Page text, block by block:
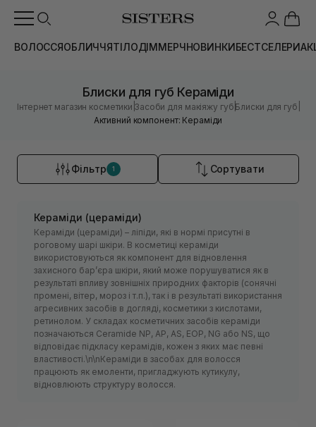
ВОЛОССЯОБЛИЧЧЯТІЛОДІММЕРЧНОВИНКИБЕСТСЕЛЕРИ
Блиски для губ Кераміди
Інтернет магазин косметики |Засоби для макіяжу губ |Блиски для губ
Активний компонент: Кераміди
Фільтр 1 Сортувати
Кераміди (цераміди)
Кераміди (цераміди) – ліпіди, які в нормі присутні в
роговому шарі шкіри. В косметиці кераміди
використовуються як компонент для відновлення
захисного барʼєра шкіри, який може порушуватися як в
результаті впливу зовнішніх природних факторів (сонячні
промені, вітер, мороз і т.п.), так і в результаті використання
агресивних засобів в догляді, косметики з кислотами,
ретинолом. У складах косметичних засобів кераміди
позначаються Ceramide NP, AP, AS, EOP, NG або NS, що
відповідає підкласу керамідів, кожен з яких має певні
властивості.\n\nКераміди в засобах для волосся
працюють як емоленти, пригладжують кутикулу,
відновлюють структуру волосся.